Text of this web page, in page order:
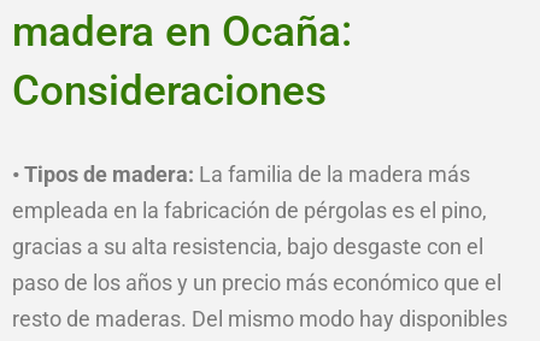
madera en Ocaña:
Consideraciones
• Tipos de madera: La familia de la madera más
empleada en la fabricación de pérgolas es el pino,
gracias a su alta resistencia, bajo desgaste con el
paso de los años y un precio más económico que el
resto de maderas. Del mismo modo hay disponibles